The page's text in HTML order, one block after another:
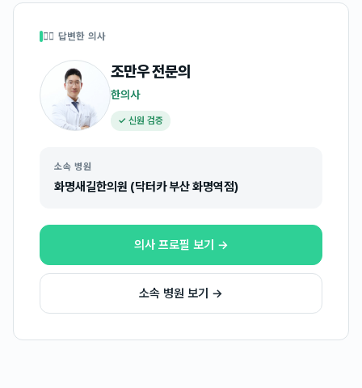
👩‍⚕️ 답변한 의사
조만우전문의
한의사
✓ 신원 검증
소속 병원
화명새길한의원 (닥터카 부산 화명역점)
의사 프로필 보기 →
소속 병원 보기 →